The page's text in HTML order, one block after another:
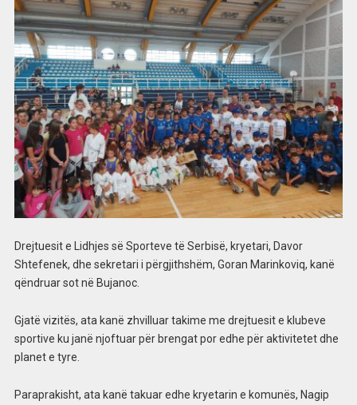
Drejtuesit e Lidhjes së Sporteve të Serbisë, kryetari, Davor
Shtefenek, dhe sekretari i përgjithshëm, Goran Marinkoviq, kanë
qëndruar sot në Bujanoc.
Gjatë vizitës, ata kanë zhvilluar takime me drejtuesit e klubeve
sportive ku janë njoftuar për brengat por edhe për aktivitetet dhe
planet e tyre.
Paraprakisht, ata kanë takuar edhe kryetarin e komunës, Nagip